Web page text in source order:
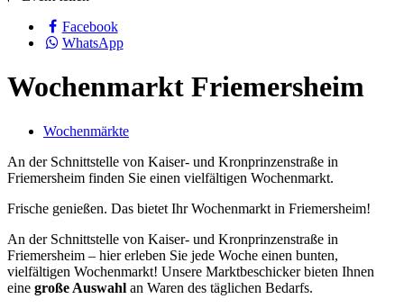
Facebook
WhatsApp
Wochenmarkt Friemersheim
Wochenmärkte
An der Schnittstelle von Kaiser- und Kronprinzenstraße in
Friemersheim finden Sie einen vielfältigen Wochenmarkt.
Frische genießen. Das bietet Ihr Wochenmarkt in Friemersheim!
An der Schnittstelle von Kaiser- und Kronprinzenstraße in
Friemersheim – hier erleben Sie jede Woche einen bunten,
vielfältigen Wochenmarkt! Unsere Marktbeschicker bieten Ihnen
eine große Auswahl an Waren des täglichen Bedarfs.